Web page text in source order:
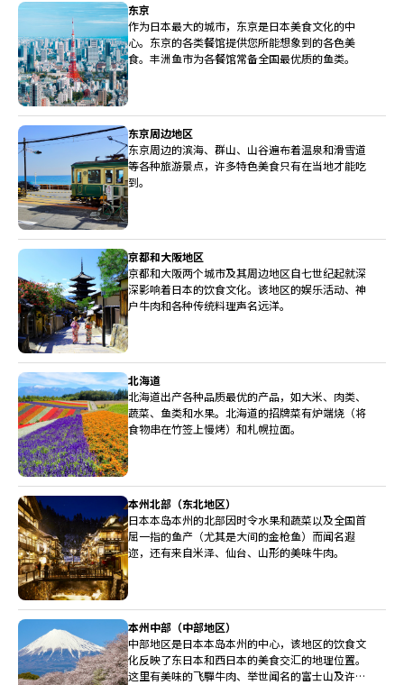
东京
作为日本最大的城市，东京是日本美食文化的中
心。东京的各类餐馆提供您所能想象到的各色美
食。丰洲鱼市为各餐馆常备全国最优质的鱼类。
东京周边地区
东京周边的滨海、群山、山谷遍布着温泉和滑雪道
等各种旅游景点，许多特色美食只有在当地才能吃
到。
京都和大阪地区
京都和大阪两个城市及其周边地区自七世纪起就深
深影响着日本的饮食文化。该地区的娱乐活动、神
户牛肉和各种传统料理声名远洋。
北海道
北海道出产各种品质最优的产品，如大米、肉类、
蔬菜、鱼类和水果。北海道的招牌菜有炉端烧（将
食物串在竹签上慢烤）和札幌拉面。
本州北部（东北地区）
日本本岛本州的北部因时令水果和蔬菜以及全国首
屈一指的鱼产（尤其是大间的金枪鱼）而闻名遐
迩，还有来自米泽、仙台、山形的美味牛肉。
本州中部（中部地区）
中部地区是日本本岛本州的中心，该地区的饮食文
化反映了东日本和西日本的美食交汇的地理位置。
这里有美味的飞驒牛肉、举世闻名的富士山及许多